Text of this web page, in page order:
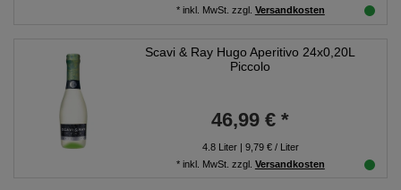
* inkl. MwSt. zzgl. Versandkosten
Scavi & Ray Hugo Aperitivo 24x0,20L
Piccolo
46,99 € *
4.8Liter| 9,79 € / Liter
* inkl. MwSt. zzgl. Versandkosten